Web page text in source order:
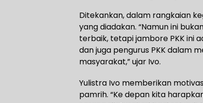
Ditekankan, dalam rangkaian
yang diadakan. “Namun ini
terbaik, tetapi jambore PKK ini
dan juga pengurus PKK dalam
masyarakat,” ujar Ivo.
Yulistra Ivo memberikan
pamrih. “Ke depan kita